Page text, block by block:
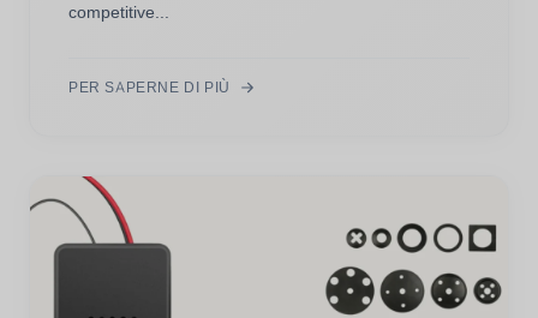
competitive...
PER SAPERNE DI PIÙ